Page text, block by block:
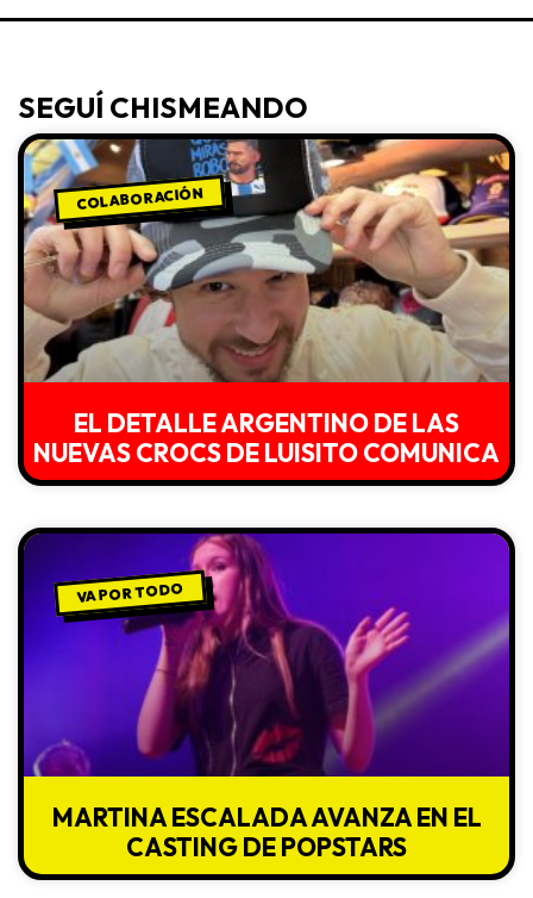
SEGUÍ CHISMEANDO
COLABORACIÓN
EL DETALLE ARGENTINO DE LAS
NUEVAS CROCS DE LUISITO COMUNICA
VA POR TODO
MARTINA ESCALADA AVANZA EN EL
CASTING DE POPSTARS